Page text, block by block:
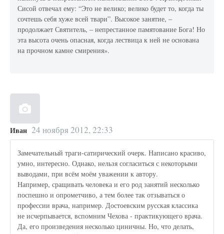
Сисой отвечал ему: “Это не велико; велико будет то, когда ты
сочтешь себя хуже всей твари”. Высокое занятие, –
продолжает Святитель, – непрестанное памятование Бога! Но
эта высота очень опасная, когда лествица к ней не основана
на прочном камне смирения».
Иван 24 ноября 2012, 22:33
Замечательный траги-сатирический очерк. Написано красиво,
умно, интересно. Однако, нельзя согласиться с некоторыми
выводами, при всём моём уважении к автору.
Например, сращивать человека и его род занятий несколько
поспешно и опрометчиво, а тем более так отзываться о
профессии врача, например. Достоевским русская классика
не исчерпывается, вспомним Чехова - практикующего врача.
Да, его произведения несколько циничны. Но, что делать,